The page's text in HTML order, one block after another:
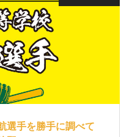
選手を勝手に調べて